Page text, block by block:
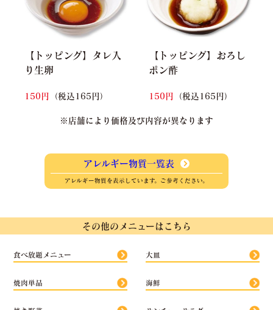
【トッピング】タレ入
り生卵
150円 （税込165円）
【トッピング】おろし
ポン酢
150円 （税込165円）
※店舗により価格及び内容が異なります
アレルギー物質一覧表
アレルギー物質を表示しています。ご参考ください。
その他のメニューはこちら
食べ放題メニュー 大皿
焼肉単品 海鮮